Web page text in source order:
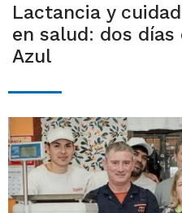
Lactancia y
en salud: dos días
Azul